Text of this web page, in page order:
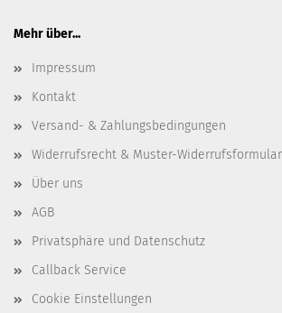
Mehr über...
Impressum
Kontakt
Versand- & Zahlungsbedingungen
Widerrufsrecht & Muster-Widerrufsformular
Über uns
AGB
Privatsphäre und Datenschutz
Callback Service
Cookie Einstellungen